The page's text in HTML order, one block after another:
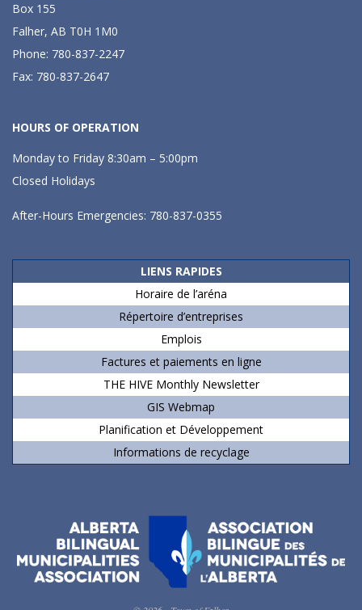
Box 155
Falher, AB T0H 1M0
Phone: 780-837-2247
Fax: 780-837-2647
HOURS OF OPERATION
Monday to Friday 8:30am – 5:00pm
Closed Holidays
After-Hours Emergencies: 780-837-0355
LIENS RAPIDES
Horaire de l’aréna
Répertoire d’entreprises
Emplois
Factures et paiements en ligne
THE HIVE Monthly Newsletter
GIS Webmap
Planification et Développement
Informations de recyclage